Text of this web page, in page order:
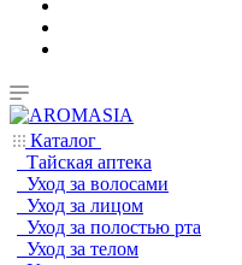
Каталог
Тайская аптека
Уход за волосами
Уход за лицом
Уход за полостью рта
Уход за телом